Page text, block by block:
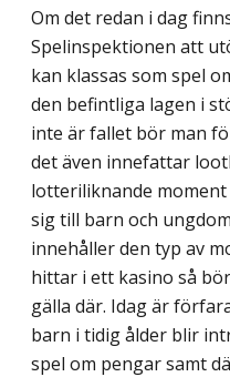
Om det redan i dag
Spelinspektionen att
kan klassas som spel
den befintliga lagen i
inte är fallet bör man
det även innefattar
lotteriliknande
sig till barn och
innehåller den typ av
hittar i ett kasino så
gälla där. Idag är
barn i tidig ålder blir
spel om pengar samt